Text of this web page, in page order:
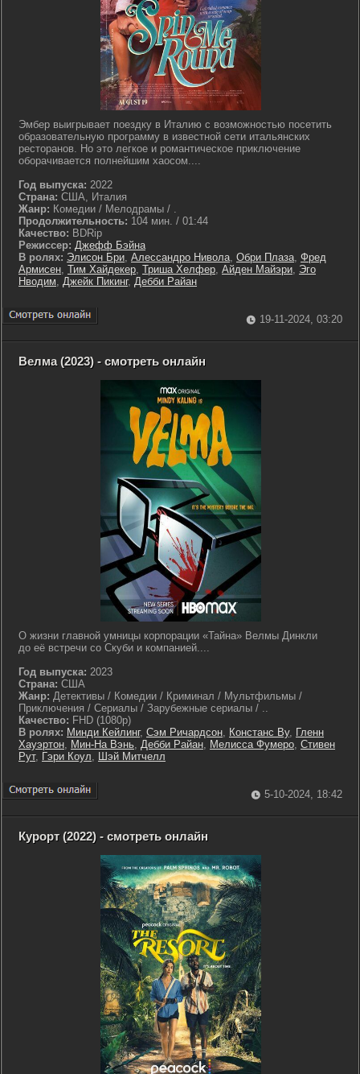
Эмбер выигрывает поездку в Италию с возможностью посетить
образовательную программу в известной сети итальянских
ресторанов. Но это легкое и романтическое приключение
оборачивается полнейшим хаосом....
Год выпуска: 2022
Страна: США, Италия
Жанр: Комедии / Мелодрамы / .
Продолжительность: 104 мин. / 01:44
Качество: BDRip
Режиссер: Джефф Бэйна
В ролях: Элисон Бри, Алессандро Нивола, Обри Плаза, Фред
Армисен, Тим Хайдекер, Триша Хелфер, Айден Майэри, Эго
Нводим, Джейк Пикинг, Дебби Райан
19-11-2024, 03:20
Велма (2023) - смотреть онлайн
О жизни главной умницы корпорации «Тайна» Велмы Динкли
до её встречи со Скуби и компанией....
Год выпуска: 2023
Страна: США
Жанр: Детективы / Комедии / Криминал / Мультфильмы /
Приключения / Сериалы / Зарубежные сериалы / ..
Качество: FHD (1080p)
В ролях: Минди Кейлинг, Сэм Ричардсон, Констанс Ву, Гленн
Хауэртон, Мин-На Вэнь, Дебби Райан, Мелисса Фумеро, Стивен
Рут, Гэри Коул, Шэй Митчелл
5-10-2024, 18:42
Курорт (2022) - смотреть онлайн